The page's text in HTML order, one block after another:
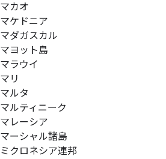
マカオ
マケドニア
マダガスカル
マヨット島
マラウイ
マリ
マルタ
マルティニーク
マレーシア
マーシャル諸島
ミクロネシア連邦